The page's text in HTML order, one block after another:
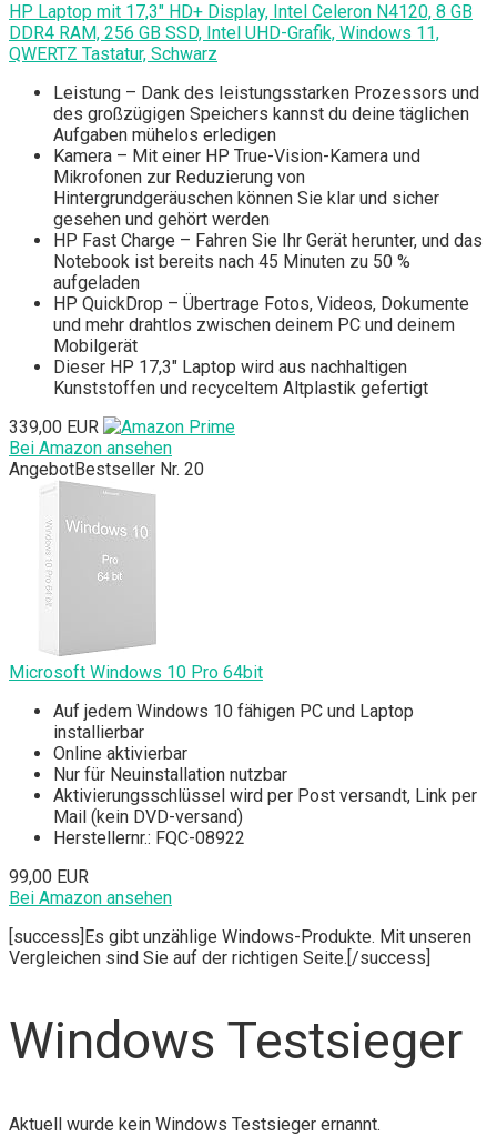
HP Laptop mit 17,3" HD+ Display, Intel Celeron N4120, 8 GB
DDR4 RAM, 256 GB SSD, Intel UHD-Grafik, Windows 11,
QWERTZ Tastatur, Schwarz
Leistung – Dank des Ieistungsstarken Prozessors und
des großzügigen Speichers kannst du deine täglichen
Aufgaben mühelos erledigen
Kamera – Mit einer HP True-Vision-Kamera und
Mikrofonen zur Reduzierung von
Hintergrundgeräuschen können Sie klar und sicher
gesehen und gehört werden
HP Fast Charge – Fahren Sie Ihr Gerät herunter, und das
Notebook ist bereits nach 45 Minuten zu 50 %
aufgeladen
HP QuickDrop – Übertrage Fotos, Videos, Dokumente
und mehr drahtlos zwischen deinem PC und deinem
Mobilgerät
Dieser HP 17,3" Laptop wird aus nachhaltigen
Kunststoffen und recyceltem Altplastik gefertigt
339,00 EUR
Bei Amazon ansehen
AngebotBestseller Nr. 20
Microsoft Windows 10 Pro 64bit
Auf jedem Windows 10 fähigen PC und Laptop
installierbar
Online aktivierbar
Nur für Neuinstallation nutzbar
Aktivierungsschlüssel wird per Post versandt, Link per
Mail (kein DVD-versand)
Herstellernr.: FQC-08922
99,00 EUR
Bei Amazon ansehen
[success]Es gibt unzählige Windows-Produkte. Mit unseren
Vergleichen sind Sie auf der richtigen Seite.[/success]
Windows Testsieger
Aktuell wurde kein Windows Testsieger ernannt.